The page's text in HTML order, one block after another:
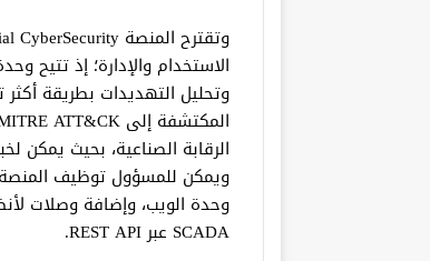
الاستخدام والإدارة؛ إذ تتيح
وتحليل التهديدات بطريقة
الرقابة الصناعية، بحيث يمكن
ويمكن للمسؤول توظيف المنصة
SCADA عبر REST API.